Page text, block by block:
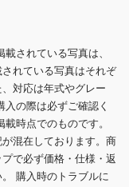
されている写真は、
れている写真はそれぞ
対応は年式やグレー
の際は必ずご確認く
時点でのものです。
混在しております。商
で必ず価格・仕様・返
購入時のトラブルに